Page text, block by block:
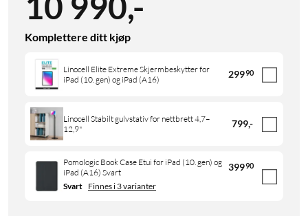
Komplettere ditt kjøp
Linocell Elite Extreme Skjermbeskytter for
iPad (10. gen) og iPad (A16)
29990
Linocell Stabilt gulvstativ for nettbrett 4,7–
12,9"
799,-
Pomologic Book Case Etui for iPad (10. gen) og
iPad (A16) Svart
39990
Svart Finnes i 3 varianter